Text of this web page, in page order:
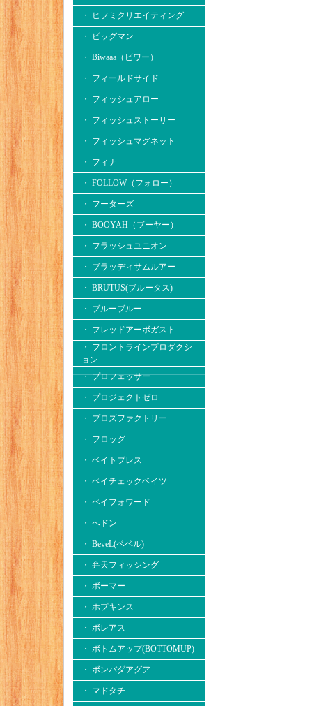
・ ヒフミクリエイティング
・ ビッグマン
・ Biwaaa（ビワー）
・ フィールドサイド
・ フィッシュアロー
・ フィッシュストーリー
・ フィッシュマグネット
・ フィナ
・ FOLLOW（フォロー）
・ フーターズ
・ BOOYAH（ブーヤー）
・ フラッシュユニオン
・ ブラッディサムルアー
・ BRUTUS(ブルータス)
・ ブルーブルー
・ フレッドアーボガスト
・ フロントラインプロダクシ
ョン
・ プロフェッサー
・ プロジェクトゼロ
・ プロズファクトリー
・ フロッグ
・ ベイトブレス
・ ペイチェックベイツ
・ ペイフォワード
・ へドン
・ BeveL(ベベル)
・ 弁天フィッシング
・ ボーマー
・ ホプキンス
・ ボレアス
・ ボトムアップ(BOTTOMUP)
・ ボンバダアグア
・ マドタチ